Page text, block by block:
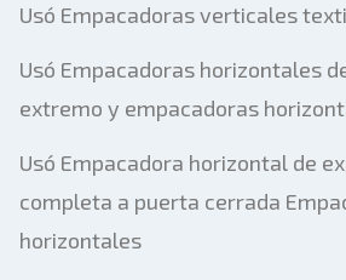
Usó Empacadoras verticales
Usó Empacadoras horizontales
extremo y empacadoras
Usó Empacadora horizontal de
completa a puerta cerrada
horizontales